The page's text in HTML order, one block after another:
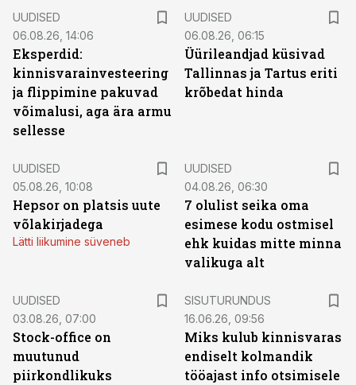
UUDISED
06.08.26, 14:06
Eksperdid:
kinnisvarainvesteering
ja flippimine pakuvad
võimalusi, aga ära armu
sellesse
UUDISED
06.08.26, 06:15
Üürileandjad küsivad
Tallinnas ja Tartus eriti
krõbedat hinda
UUDISED
05.08.26, 10:08
Hepsor on platsis uute
võlakirjadega
Lätti liikumine süveneb
UUDISED
04.08.26, 06:30
7 olulist seika oma
esimese kodu ostmisel
ehk kuidas mitte minna
valikuga alt
UUDISED
03.08.26, 07:00
Stock-office on
muutunud
piirkondlikuks
SISUTURUNDUS
16.06.26, 09:56
Miks kulub kinnisvaras
endiselt kolmandik
tööajast info otsimisele